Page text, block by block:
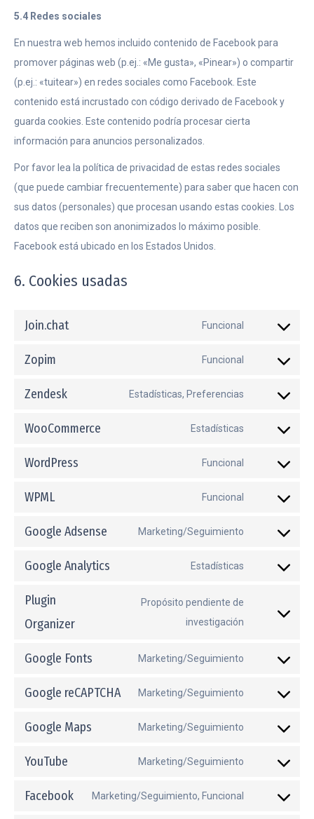
5.4 Redes sociales
En nuestra web hemos incluido contenido de Facebook para
promover páginas web (p.ej.: «Me gusta», «Pinear») o compartir
(p.ej.: «tuitear») en redes sociales como Facebook. Este
contenido está incrustado con código derivado de Facebook y
guarda cookies. Este contenido podría procesar cierta
información para anuncios personalizados.
Por favor lea la política de privacidad de estas redes sociales
(que puede cambiar frecuentemente) para saber que hacen con
sus datos (personales) que procesan usando estas cookies. Los
datos que reciben son anonimizados lo máximo posible.
Facebook está ubicado en los Estados Unidos.
6. Cookies usadas
Join.chat
Funcional
join.chat
Zopim
Funcional
zopim
Zendesk
Estadísticas, Preferencias
zendesk
WooCommerce
Estadísticas
WordPress
Funcional
wordpress
WPML
Funcional
wpml
Google Adsense
Marketing/Seguimiento
adsense
Google Analytics
Estadísticas
service
analytics
Plugin
Organizer
Propósito pendiente de
investigación
service
organizer
Google Fonts
Marketing/Seguimiento
google-
Google reCAPTCHA
Marketing/Seguimiento
google-
Google Maps
Marketing/Seguimiento
google-
YouTube
Marketing/Seguimiento
Facebook
Marketing/Seguimiento, Funcional